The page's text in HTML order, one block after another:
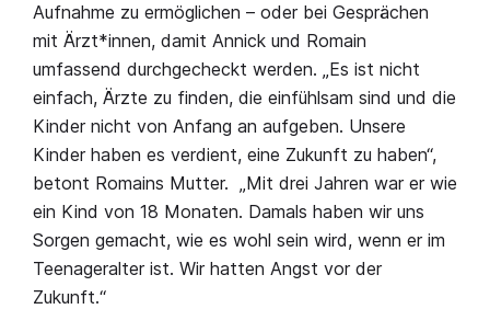
Aufnahme zu ermöglichen – oder bei Gesprächen
mit Ärzt*innen, damit Annick und Romain
umfassend durchgecheckt werden. „Es ist nicht
einfach, Ärzte zu finden, die einfühlsam sind und die
Kinder nicht von Anfang an aufgeben. Unsere
Kinder haben es verdient, eine Zukunft zu haben“,
betont Romains Mutter. „Mit drei Jahren war er wie
ein Kind von 18 Monaten. Damals haben wir uns
Sorgen gemacht, wie es wohl sein wird, wenn er im
Teenageralter ist. Wir hatten Angst vor der
Zukunft.“